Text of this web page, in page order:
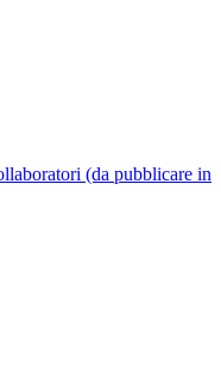
(da pubblicare in